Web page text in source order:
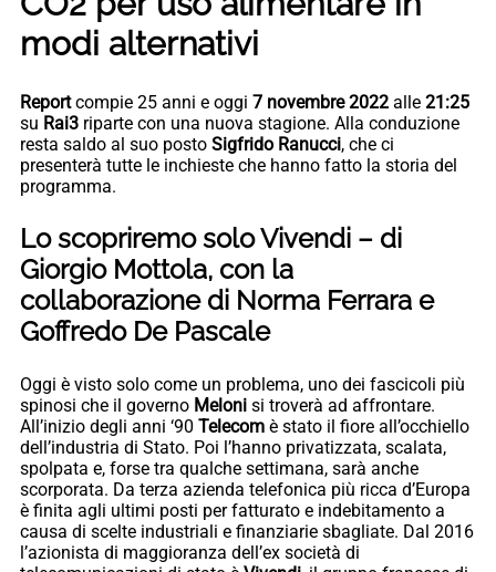
modi alternativi
Reportcompie 25 anni e oggi 7 novembre 2022 alle 21:25
su Rai3 riparte con una nuova stagione. Alla conduzione
resta saldo al suo posto Sigfrido Ranucci, che ci
presenterà tutte le inchieste che hanno fatto la storia del
programma.
Lo scopriremo solo Vivendi – di
Giorgio Mottola, con la
collaborazione di Norma Ferrara e
Goffredo De Pascale
Oggi è visto solo come un problema, uno dei fascicoli più
spinosi che il governo Meloni si troverà ad affrontare.
All’inizio degli anni ‘90 Telecom è stato il fiore all’occhiello
dell’industria di Stato. Poi l’hanno privatizzata, scalata,
spolpata e, forse tra qualche settimana, sarà anche
scorporata. Da terza azienda telefonica più ricca d’Europa
è finita agli ultimi posti per fatturato e indebitamento a
causa di scelte industriali e finanziarie sbagliate. Dal 2016
l’azionista di maggioranza dell’ex società di